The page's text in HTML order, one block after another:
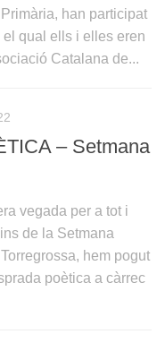
han participat
el qual ells i elles eren
Catalana de...
– Setmana
vegada per a tot i
de la Setmana
hem pogut
poètica a càrrec